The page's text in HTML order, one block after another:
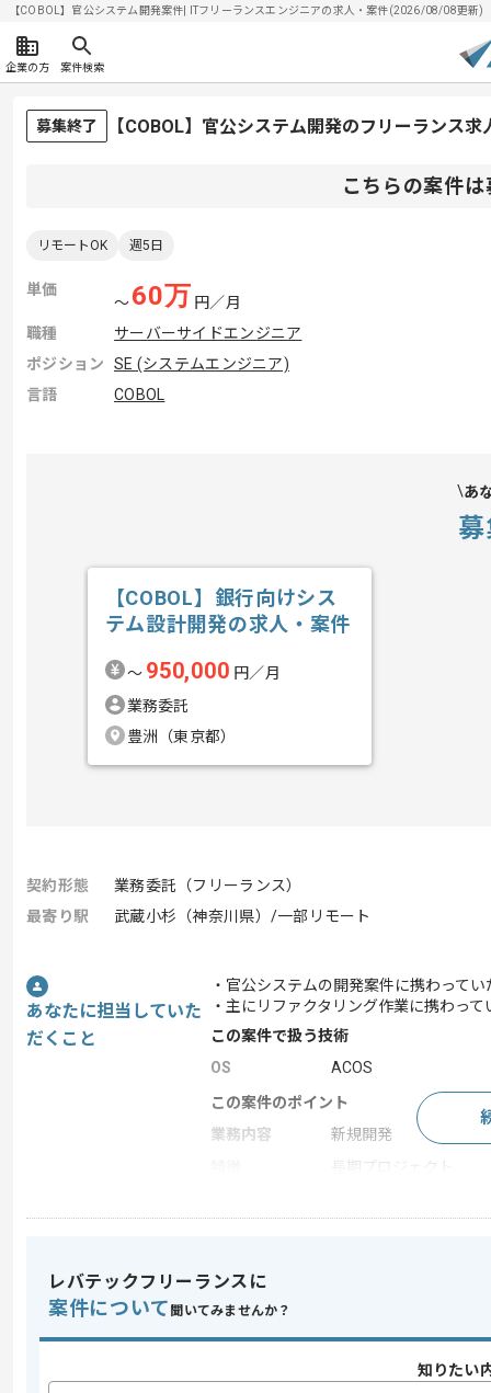
【COBOL】官公システム開発案件| ITフリーランスエンジニアの求人・案件(2026/08/08更新)
企業の方 案件検索
募集終了 【COBOL】官公システム開発のフリーランス求
こちらの案件
リモートOK 週5日
単価
〜60万 円／月
職種
サーバーサイドエンジニア
ポジション
SE (システムエンジニア)
言語
COBOL
あ
【COBOL】銀行向けシス
テム設計開発の求人・案件
〜 950,000 円／月
業務委託
豊洲（東京都）
契約形態
業務委託（フリーランス）
最寄り駅
武蔵小杉（神奈川県）/一部リモート
あなたに担当していた
だくこと
・官公システムの開発案件に携わって
・主にリファクタリング作業に携わって
この案件で扱う技術
OS
ACOS
この案件のポイント
業務内容
新規開発
長期プロジェクト
スキル
・ COBOLソースの理解及びCOBOLを用
歓迎スキル
・ACOS経験
レバテックフリーランスに
案件について 聞いてみませんか？
知りたい